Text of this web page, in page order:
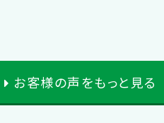
お客様の声をもっと見る